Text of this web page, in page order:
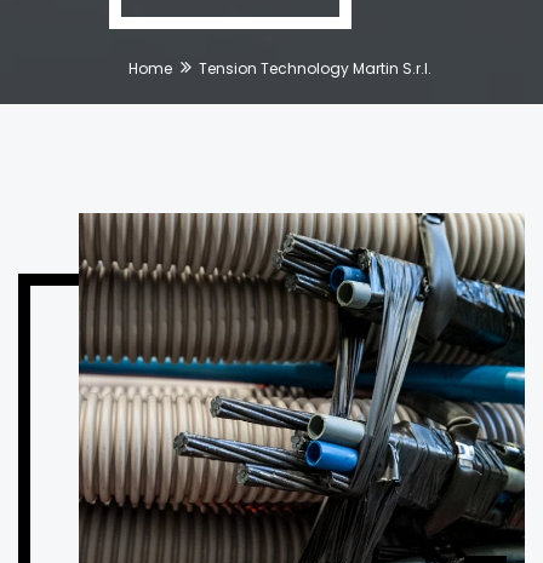
Home Tension Technology Martin S.r.l.